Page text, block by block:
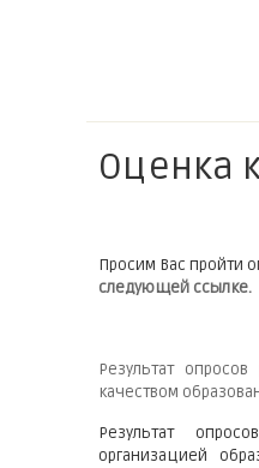
Оценка
Просим Вас пройти
следующей ссылке.
Результат
качеством
Результат
организацией